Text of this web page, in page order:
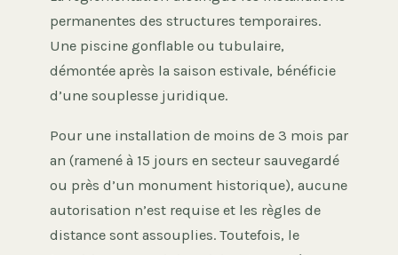
permanentes des structures temporaires.
Une piscine gonflable ou tubulaire,
démontée après la saison estivale, bénéficie
d’une souplesse juridique.
Pour une installation de moins de 3 mois par
an (ramené à 15 jours en secteur sauvegardé
ou près d’un monument historique), aucune
autorisation n’est requise et les règles de
distance sont assouplies. Toutefois, le